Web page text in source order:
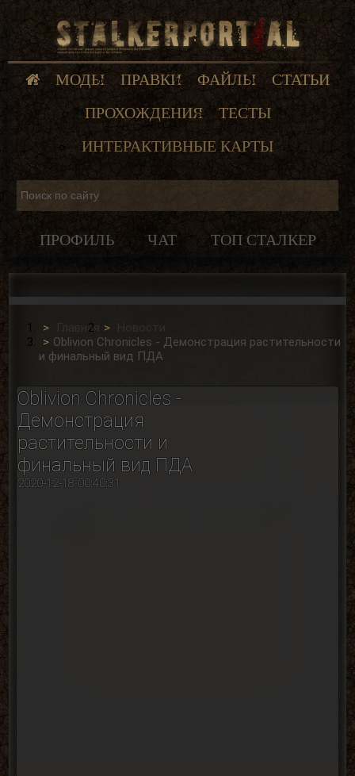
МОДЫ ПРАВКИ ФАЙЛЫ
СТАТЬИ
ПРОХОЖДЕНИЯ
ТЕСТЫ
ИНТЕРАКТИВНЫЕ КАРТЫ
ПРОФИЛЬ ЧАТ ТОП СТАЛКЕР
Главная
Новости
Oblivion Chronicles - Демонстрация растительности
и финальный вид ПДА
Oblivion Chronicles -
Демонстрация
растительности и
финальный вид ПДА
2020-12-18 00:40:31